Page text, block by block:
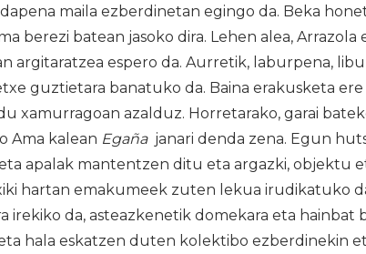
maila ezberdinetan egingo da. Beka
berezi batean jasoko dira. Lehen alea, Arrazola
argitaratzea espero da. Aurretik, laburpena,
guztietara banatuko da. Baina erakusketa
xamurragoan azalduz. Horretarako, garai
Ama kalean Egañajanari denda zena. Egun
apalak mantentzen ditu eta argazki, objektu
hartan emakumeek zuten lekua irudikatuko
irekiko da, asteazkenetik domekara eta hainbat
hala eskatzen duten kolektibo ezberdinekin